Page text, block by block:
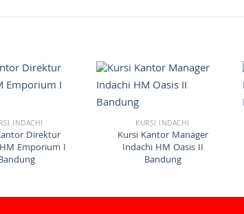
INDACHI
Direktur
Emporium I
KURSI INDACHI
Kursi Kantor Manager
Indachi HM Oasis II
Bandung